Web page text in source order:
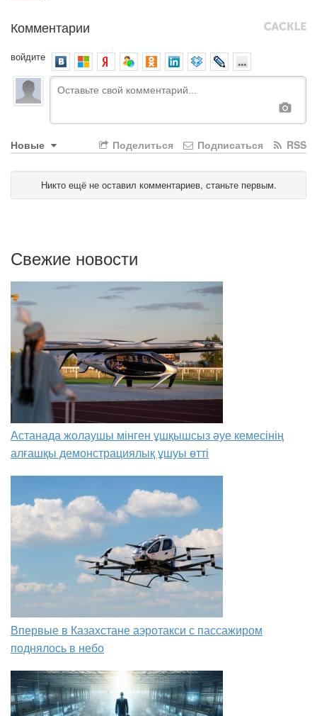
Комментарии
войдите
Новые RSS
Подписаться
Поделиться
Никто ещё не оставил комментариев, станьте первым.
Свежие новости
Астанада жолаушы мінген ұшқышсыз әуе кемесінің
алғашқы демонстрациялық ұшуы өтті
Впервые в Казахстане аэротакси с пассажиром
поднялось в небо